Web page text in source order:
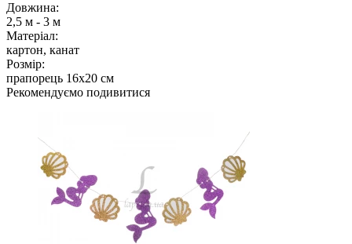
Довжина:
2,5 м - 3 м
Матеріал:
картон, канат
Розмір:
прапорець 16х20 см
Рекомендуємо подивитися